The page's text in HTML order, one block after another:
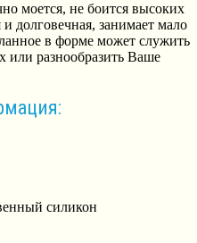
моется, не боится высоких
долговечная, занимает мало
в форме может служить
или разнообразить Ваше
силикон